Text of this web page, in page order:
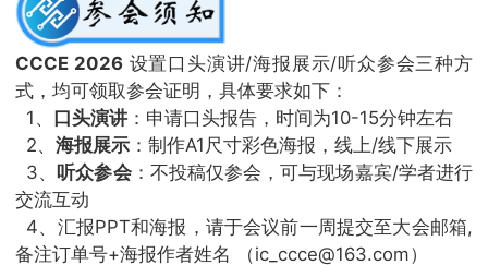
CCCE 2026 设置口头演讲/海报展示/听众参会三种方
式，均可领取参会证明，具体要求如下：
1、 口头演讲 ：申请口头报告，时间为10-15分钟左右
2、 海报展示 ：制作A1尺寸彩色海报，线上/线下展示
3、听众参会：不投稿仅参会，可与现场嘉宾/学者进行
交流互动
4、汇报PPT和海报，请于会议前一周提交至大会邮箱,
备注订单号+海报作者姓名 （ic_ccce@163.com）